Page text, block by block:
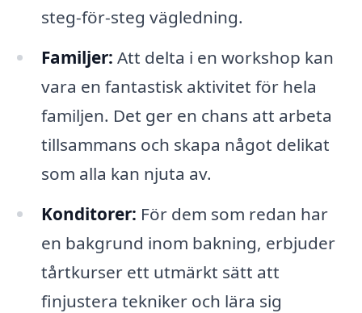
steg-för-steg vägledning.
Familjer: Att delta i en workshop kan
vara en fantastisk aktivitet för hela
familjen. Det ger en chans att arbeta
tillsammans och skapa något delikat
som alla kan njuta av.
Konditorer: För dem som redan har
en bakgrund inom bakning, erbjuder
tårtkurser ett utmärkt sätt att
finjustera tekniker och lära sig